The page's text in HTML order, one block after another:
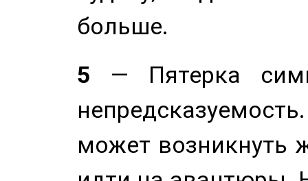
больше.
5 — Пятерка
может возникнуть